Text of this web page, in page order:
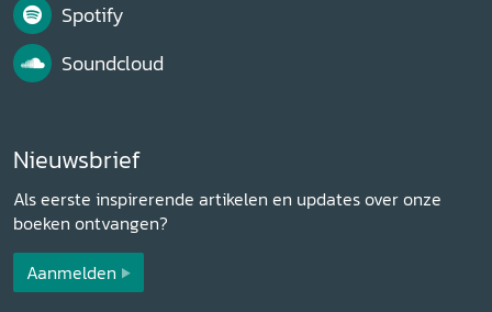
Spotify
Soundcloud
Nieuwsbrief
Als eerste inspirerende artikelen en updates over onze
boeken ontvangen?
Aanmelden